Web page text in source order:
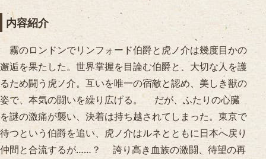
内容紹介
霧のロンドンでリンフォード伯爵と虎ノ介は幾度目かの
邂逅を果たした。世界掌握を目論む伯爵と、大切な人を護
るため闘う虎ノ介。互いを唯一の宿敵と認め、美しき獣の
姿で、本気の闘いを繰り広げる。 だが、ふたりの心臓
を謎の激痛が襲い、決着は持ち越されてしまった。東京で
待つという伯爵を追い、虎ノ介はルネとともに日本へ戻り
仲間と合流するが……？ 誇り高き血族の激闘、待望の再